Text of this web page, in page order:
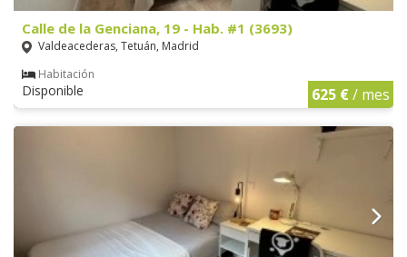
Calle de la Genciana, 19 - Hab. #1 (3693)
Valdeacederas, Tetuán, Madrid
Habitación
Disponible 625 €/ mes